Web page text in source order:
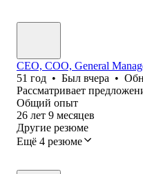
CEO, COO, General
51 год • Был вчера •
Рассматривает
Общий опыт
26 лет 9 месяцев
Другие резюме
Ещё 4 резюме